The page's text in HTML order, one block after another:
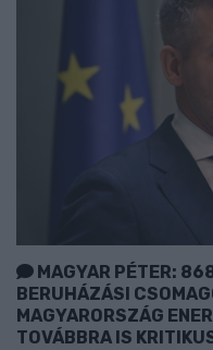
MAGYAR PÉTER:
BERUHÁZÁSI
MAGYARORSZÁG
TOVÁBBRA IS